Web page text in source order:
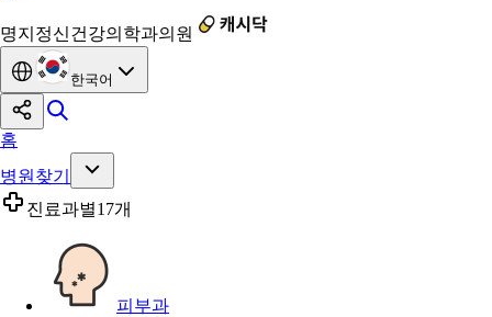
명지정신건강의학과의원
한국어
홈
병원찾기
진료과별17개
피부과